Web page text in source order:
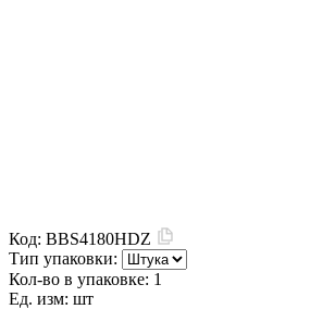
Код: BBS4180HDZ
Тип упаковки:
Кол-во в упаковке: 1
Ед. изм: шт